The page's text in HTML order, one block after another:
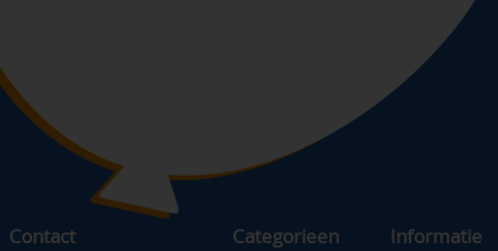
Contact Categorieen Informatie